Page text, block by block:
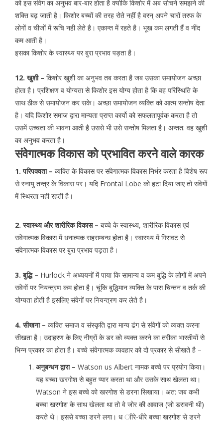
को इस संवेग का अनुभव बार-बार होता है क्योकि किशोर में अब सोचने समझने की
शक्ति बढ़ जाती है। किशोर बच्चों की तरह रोते नहीं है वरन् अपने चारों तरफ के
लोगों व चीजों में रूचि नही लेते है। एकान्त में रहते है। भूख कम लगती हैं व नींद
कम आती है।
इसका किशोर के स्वास्थ्य पर बुरा प्रभाव पड़ता है।
12. खुशी – किशोर खुशी का अनुभव तब करता है जब उसका समायोजन अच्छा
होता है। प्रशिक्षण व योग्यता से किशोर इस योग्य होता है कि वह परिस्थिति के
साथ ठीक से समायोजन कर सके। अच्छा समायोजन व्यक्ति को आत्म सन्तोष देता
है। यदि किशोर समाज द्वारा मान्यता प्राप्त कार्यो को सफलतापूर्वक करता है तो
उसमें उच्चता की भावना आती है उससे भी उसे सन्तोष मिलता है। अन्तत: वह खुशी
का अनुभव करता है।
संवेगात्मक विकास को प्रभावित करने वाले कारक
1. परिपक्वता – व्यक्ति के विकास पर संवेगात्मक विकास निर्भर करता है विशेष रूप
से स्नायु तन्त्र के विकास पर। यदि Frontal Lobe को हटा दिया जाए तो संवेगों
में स्थिरता नही रहती है।
2. स्वास्थ्य और शारीरिक विकास – बच्चे के स्वास्थ्य, शारीरिक विकास एवं
संवेगात्मक विकास में धनात्मक सहसम्बन्ध होता है। स्वास्थ्य में गिरावट से
संवेगात्मक विकास पर बुरा प्रभाव पड़ता है।
3. बुद्धि – Hurlock ने अध्ययनों में पाया कि सामान्य व कम बुद्धि के लोगों में अपने
संवेगों पर नियन्त्रण कम होता है। चूंकि बुद्धिमान व्यक्ति के पास चिन्तन व तर्क की
योग्यता होती है इसलिए संवेगों पर नियन्त्रण कर लेते है।
4. सीखना – व्यक्ति समाज व संस्कृति द्वारा मान्य ढंग से संवेगों को व्यक्त करना
सीखता है। उदाहरण के लिए नीग्रों के डर को व्यक्त करने का तरीका भारतीयों से
भिन्न प्रकार का होता है। बच्चे संवेगात्मक व्यवहार को दो प्रकार से सीखते है –
अनुबन्धन द्वारा – Watson us Albert नामक बच्चे पर प्रयोग किया।
यह बच्चा खरगोश से बहुत प्यार करता था और उसके साथ खेलता था।
Watson ने इस बच्चे को खरगोश से डरना सिखाया। अत: जब कभी
बच्चा खरगोश के साथ खेलता था तो वे जोर की आवाज (जो डरावनी थी)
करते थे। इससे बच्चा डरने लगा। ध ाीरे-धीरे बच्चा खरगोश से डरने